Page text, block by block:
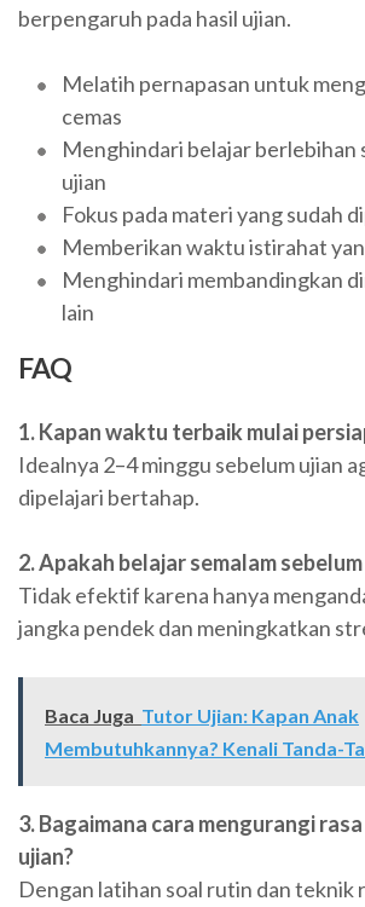
berpengaruh pada hasil ujian.
Melatih pernapasan untuk
cemas
Menghindari belajar berlebihan
ujian
Fokus pada materi yang sudah
Memberikan waktu istirahat
Menghindari membandingkan
lain
FAQ
1. Kapan waktu terbaik mulai
Idealnya 2–4 minggu sebelum ujian
dipelajari bertahap.
2. Apakah belajar semalam
Tidak efektif karena hanya
jangka pendek dan meningkatkan
Baca Juga Tutor Ujian: Kapan Anak
Membutuhkannya? Kenali Tanda-
3. Bagaimana cara mengurangi
ujian?
Dengan latihan soal rutin dan teknik